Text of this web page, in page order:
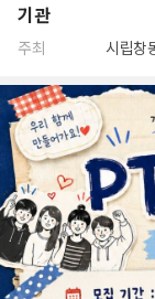
기관
주최 시립창